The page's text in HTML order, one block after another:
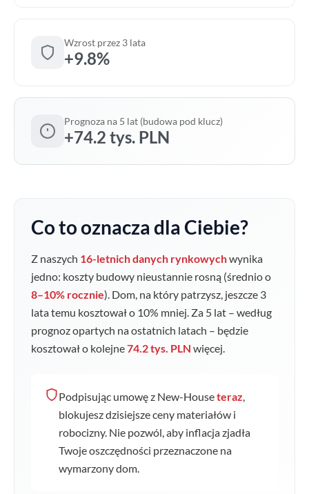
Wzrost przez 3 lata
+9.8%
Prognoza na 5 lat (budowa pod klucz)
+74.2 tys. PLN
Co to oznacza dla Ciebie?
Z naszych 16-letnich danych rynkowychwynika
jedno: koszty budowy nieustannie rosną (średnio o
8–10% rocznie). Dom, na który patrzysz, jeszcze 3
lata temu kosztował o 10% mniej. Za 5 lat – według
prognoz opartych na ostatnich latach – będzie
kosztował o kolejne74.2 tys. PLN więcej.
Podpisując umowę z New-Houseteraz,
blokujesz dzisiejsze ceny materiałów i
robocizny. Nie pozwól, aby inflacja zjadła
Twoje oszczędności przeznaczone na
wymarzony dom.